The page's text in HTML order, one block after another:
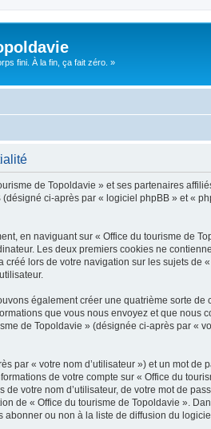
fini. À la fin, ça fait zéro. »
de Topoldavie » et ses partenaires
ci-après par « logiciel phpBB » et «
en naviguant sur « Office du tourisme de
Les deux premiers cookies ne
lors de votre navigation sur les sujets de
également créer une quatrième sorte
que vous nous envoyez et que
de Topoldavie » (désignée ci-après par
par « votre nom d’utilisateur ») et un mot
de votre compte sur « Office du
votre nom d’utilisateur, de votre mot de
de « Office du tourisme de Topoldavie ».
ou non à la liste de diffusion du